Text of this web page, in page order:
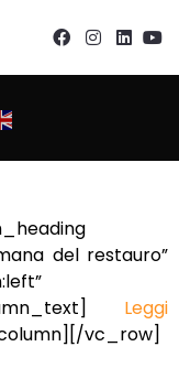
del restauro”
Leggi
vc_row]